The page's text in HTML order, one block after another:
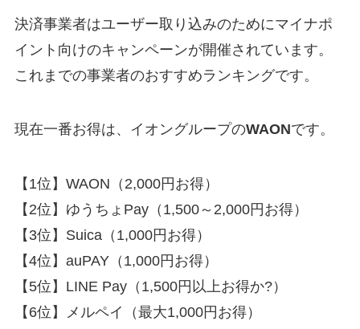
決済事業者はユーザー取り込みのためにマイナポ
イント向けのキャンペーンが開催されています。
これまでの事業者のおすすめランキングです。
現在一番お得は、イオングループのWAONです。
【1位】WAON（2,000円お得）
【2位】ゆうちょPay（1,500～2,000円お得）
【3位】Suica（1,000円お得）
【4位】auPAY（1,000円お得）
【5位】LINE Pay（1,500円以上お得か?）
【6位】メルペイ（最大1,000円お得）